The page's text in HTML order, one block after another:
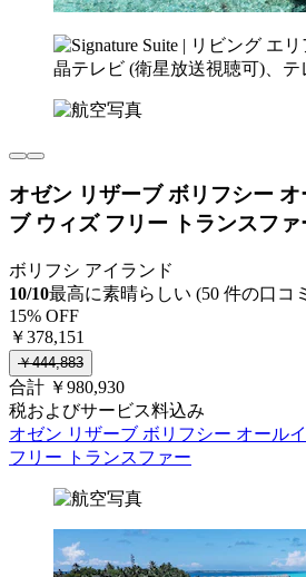
オゼン リザーブ ボリフシー
ブ ウィズ フリー トランスファ
ボリフシ アイランド
10/10最高に素晴らしい (50 件の口コ
15% OFF
￥378,151
￥444,883
合計 ￥980,930
税およびサービス料込み
オゼン リザーブ ボリフシー オール
フリー トランスファー